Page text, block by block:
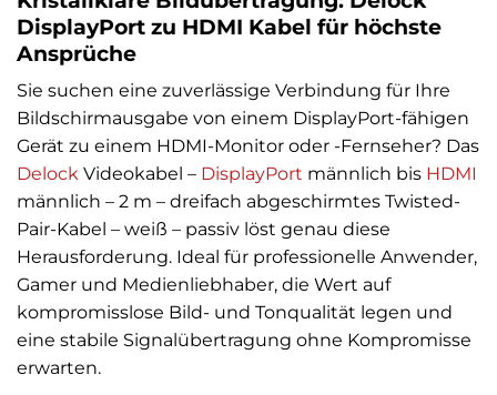
DisplayPort zu HDMI Kabel für höchste
Ansprüche
Sie suchen eine zuverlässige Verbindung für Ihre
Bildschirmausgabe von einem DisplayPort-fähigen
Gerät zu einem HDMI-Monitor oder -Fernseher? Das
Delock Videokabel – DisplayPort männlich bis HDMI
männlich – 2 m – dreifach abgeschirmtes Twisted-
Pair-Kabel – weiß – passiv löst genau diese
Herausforderung. Ideal für professionelle Anwender,
Gamer und Medienliebhaber, die Wert auf
kompromisslose Bild- und Tonqualität legen und
eine stabile Signalübertragung ohne Kompromisse
erwarten.